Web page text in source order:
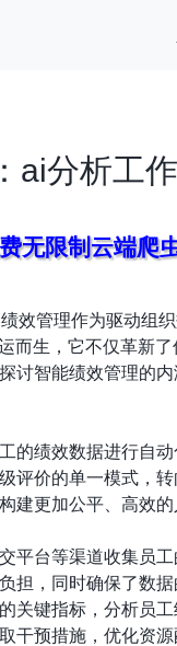
ai分析工
无限制云端爬
效管理作为驱动组
生，它不仅革新
讨智能绩效管理的
的绩效数据进行自
评价的单一模式，
更加公平、高效
平台等渠道收集员
担，同时确保了数据
关键指标，分析员
干预措施，优化资源